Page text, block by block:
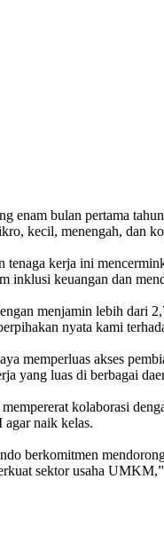
enam bulan pertama
kecil, menengah,
tenaga kerja ini
inklusi keuangan dan
menjamin lebih dari
nyata kami
memperluas akses
yang luas di berbagai
kolaborasi
naik kelas.
berkomitmen
sektor usaha